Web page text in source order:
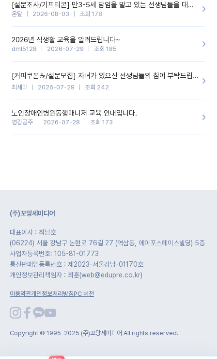
[설문조사/기프티콘] 만3-5세 담임을 맡고 있는 선생님들을 대상으로 설문조사를 합니다!
온달 2026-08-03 조회 178
2026년 식생활 교육을 알려드립니다~
dml5128 2026-07-29 조회 185
[커피쿠폰☕️/설문모집] 자녀가 있으신 선생님들의 참여 부탁드립니다!!
최세미 2026-07-29 조회 242
노인장애인병원동행매니저 교육 안내입니다.
평강공주 2026-07-28 조회 173
(주)꼬망세미디어
대표이사 : 최남호
(06224) 서울 강남구 논현로 76길 27 (역삼동, 에이포스페이스빌딩) 5층
사업자등록번호: 105-81-01773
통신판매업등록번호 : 제2023-서울강남-01170호
개인정보관리책임자 : 최훈(web@edupre.co.kr)
이용약관개인정보처리방침PC 버전
Copyright © 1995-2025 (주)꼬망세미디어 All rights reserved.